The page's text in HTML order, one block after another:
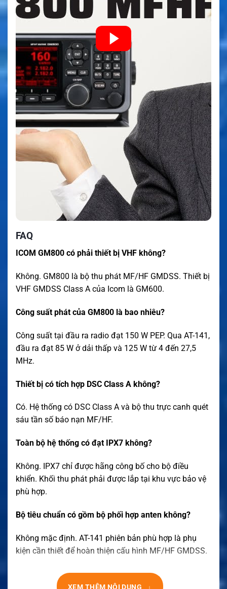
FAQ
ICOM GM800 có phải thiết bị VHF không?
Không. GM800 là bộ thu phát MF/HF GMDSS. Thiết bị
VHF GMDSS Class A của Icom là GM600.
Công suất phát của GM800 là bao nhiêu?
Công suất tại đầu ra radio đạt 150 W PEP. Qua AT-141,
đầu ra đạt 85 W ở dải thấp và 125 W từ 4 đến 27,5
MHz.
Thiết bị có tích hợp DSC Class A không?
Có. Hệ thống có DSC Class A và bộ thu trực canh quét
sáu tần số báo nạn MF/HF.
Toàn bộ hệ thống có đạt IPX7 không?
Không. IPX7 chỉ được hãng công bố cho bộ điều
khiển. Khối thu phát phải được lắp tại khu vực bảo vệ
phù hợp.
Bộ tiêu chuẩn có gồm bộ phối hợp anten không?
Không mặc định. AT-141 phiên bản phù hợp là phụ
kiện cần thiết để hoàn thiện cấu hình MF/HF GMDSS.
XEM THÊM NỘI DUNG